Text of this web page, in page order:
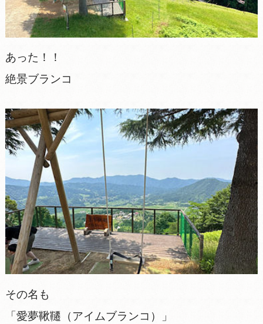
あった！！
絶景ブランコ
その名も
「愛夢鞦韆（アイムブランコ）」